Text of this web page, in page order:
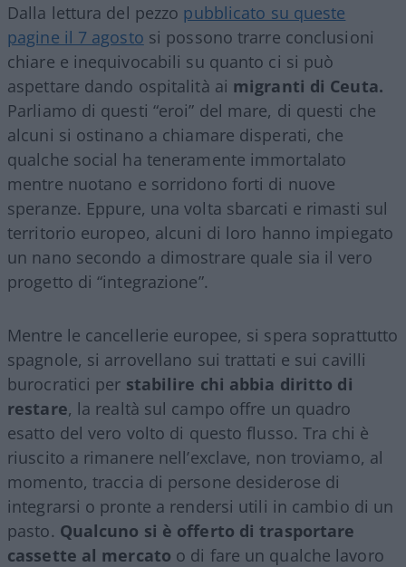
Dalla lettura del pezzo pubblicato su queste
pagine il 7 agosto si possono trarre conclusioni
chiare e inequivocabili su quanto ci si può
aspettare dando ospitalità ai migranti di Ceuta.
Parliamo di questi “eroi” del mare, di questi che
alcuni si ostinano a chiamare disperati, che
qualche social ha teneramente immortalato
mentre nuotano e sorridono forti di nuove
speranze. Eppure, una volta sbarcati e rimasti sul
territorio europeo, alcuni di loro hanno impiegato
un nano secondo a dimostrare quale sia il vero
progetto di “integrazione”.
Mentre le cancellerie europee, si spera soprattutto
spagnole, si arrovellano sui trattati e sui cavilli
burocratici per stabilire chi abbia diritto di
restare, la realtà sul campo offre un quadro
esatto del vero volto di questo flusso. Tra chi è
riuscito a rimanere nell’exclave, non troviamo, al
momento, traccia di persone desiderose di
integrarsi o pronte a rendersi utili in cambio di un
pasto. Qualcuno si è offerto di trasportare
cassette al mercato o di fare un qualche lavoro